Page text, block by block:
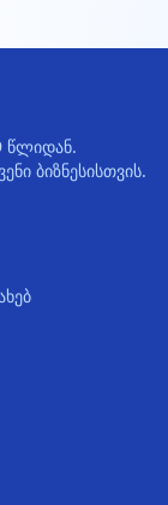
წლიდან.
ბიზნესისთვის.